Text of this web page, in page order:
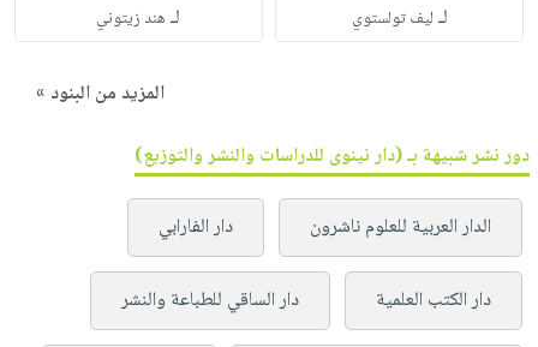
لـ ليف تولستوي لـ هند زيتوني
المزيد من البنود »
دور نشر شبيهة بـ (دار نينوى للدراسات والنشر والتوزيع)
الدار العربية للعلوم ناشرون دار الفارابي
دار الكتب العلمية دار الساقي للطباعة والنشر